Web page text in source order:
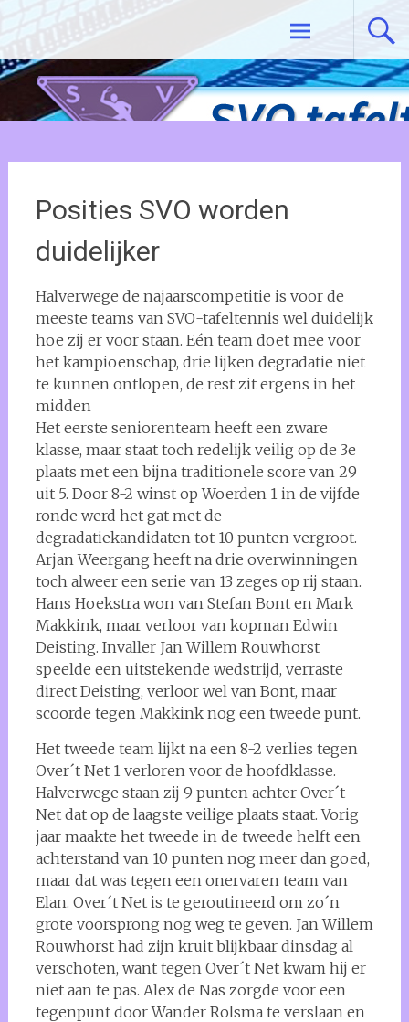
de
inhoud
Tafeltennisvereniging SVO De Meern
Posities SVO worden
duidelijker
Halverwege de najaarscompetitie is voor de
meeste teams van SVO-tafeltennis wel duidelijk
hoe zij er voor staan. Eén team doet mee voor
het kampioenschap, drie lijken degradatie niet
te kunnen ontlopen, de rest zit ergens in het
midden
Het eerste seniorenteam heeft een zware
klasse, maar staat toch redelijk veilig op de 3e
plaats met een bijna traditionele score van 29
uit 5. Door 8-2 winst op Woerden 1 in de vijfde
ronde werd het gat met de
degradatiekandidaten tot 10 punten vergroot.
Arjan Weergang heeft na drie overwinningen
toch alweer een serie van 13 zeges op rij staan.
Hans Hoekstra won van Stefan Bont en Mark
Makkink, maar verloor van kopman Edwin
Deisting. Invaller Jan Willem Rouwhorst
speelde een uitstekende wedstrijd, verraste
direct Deisting, verloor wel van Bont, maar
scoorde tegen Makkink nog een tweede punt.
Het tweede team lijkt na een 8-2 verlies tegen
Over´t Net 1 verloren voor de hoofdklasse.
Halverwege staan zij 9 punten achter Over´t
Net dat op de laagste veilige plaats staat. Vorig
jaar maakte het tweede in de tweede helft een
achterstand van 10 punten nog meer dan goed,
maar dat was tegen een onervaren team van
Elan. Over´t Net is te geroutineerd om zo´n
grote voorsprong nog weg te geven. Jan Willem
Rouwhorst had zijn kruit blijkbaar dinsdag al
verschoten, want tegen Over´t Net kwam hij er
niet aan te pas. Alex de Nas zorgde voor een
tegenpunt door Wander Rolsma te verslaan en